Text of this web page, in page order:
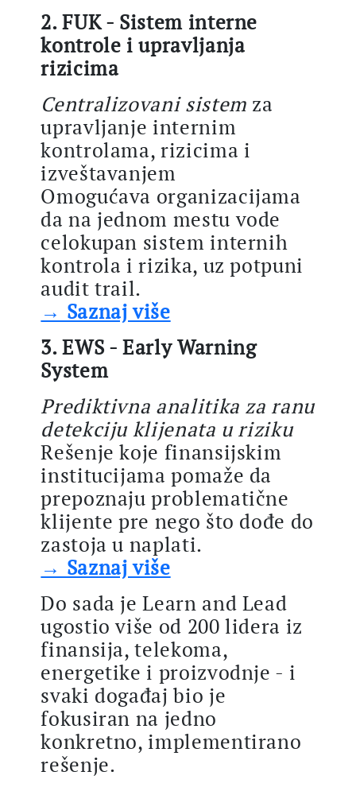
2. FUK - Sistem interne
kontrole i upravljanja
rizicima
Centralizovani sistem za
upravljanje internim
kontrolama, rizicima i
izveštavanjem
Omogućava organizacijama
da na jednom mestu vode
celokupan sistem internih
kontrola i rizika, uz potpuni
audit trail.
→ Saznaj više
3. EWS - Early Warning
System
Prediktivna analitika za ranu
detekciju klijenata u riziku
Rešenje koje finansijskim
institucijama pomaže da
prepoznaju problematične
klijente pre nego što dođe do
zastoja u naplati.
→ Saznaj više
Do sada je Learn and Lead
ugostio više od 200 lidera iz
finansija, telekoma,
energetike i proizvodnje - i
svaki događaj bio je
fokusiran na jedno
konkretno, implementirano
rešenje.